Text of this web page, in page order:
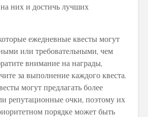
на них и достичь лучших
ежедневные квесты могут
или требовательными, чем
внимание на награды,
за выполнение каждого квеста.
могут предлагать более
репутационные очки, поэтому их
порядке может быть